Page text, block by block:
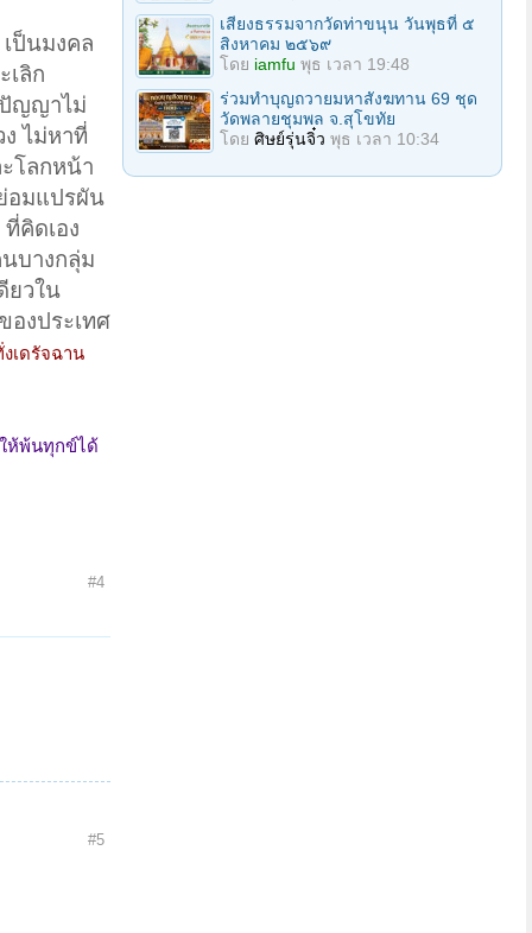
ป็นมงคล
เลิก
ปัญญาไม่
ไม่หาที่
โลกหน้า
อมแปรผัน
คิดเอง
นบางกลุ่ม
ยวใน
องประเทศ
เดรัจฉาน
ห้พ้นทุกข์ได้
#4
#5
เสียงธรรมจากวัดท่าขนุน วันพุธที่ ๕
สิงหาคม ๒๕๖๙
โดย iamfu พุธ เวลา 19:48
ร่วมทําบุญถวายมหาสังฆทาน 69 ชุด
วัดพลายชุมพล จ.สุโขทัย
โดย ศิษย์รุ่นจิ๋ว พุธ เวลา 10:34